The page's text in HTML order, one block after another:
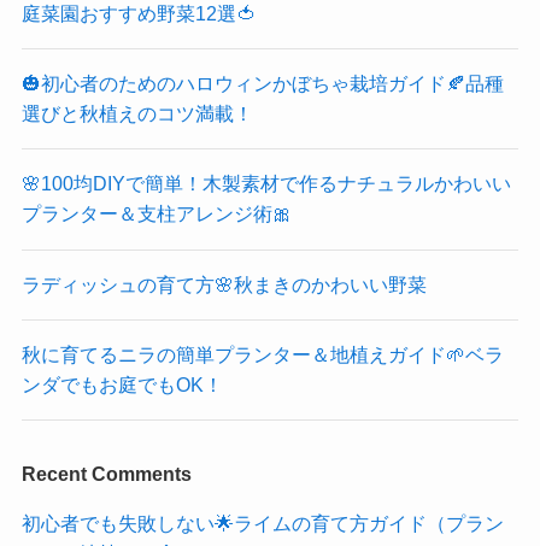
庭菜園おすすめ野菜12選🍅
🎃初心者のためのハロウィンかぼちゃ栽培ガイド🍂品種
選びと秋植えのコツ満載！
🌸100均DIYで簡単！木製素材で作るナチュラルかわいい
プランター＆支柱アレンジ術🎀
ラディッシュの育て方🌸秋まきのかわいい野菜
秋に育てるニラの簡単プランター＆地植えガイド🌱ベラ
ンダでもお庭でもOK！
Recent Comments
初心者でも失敗しない🌟ライムの育て方ガイド（プラン